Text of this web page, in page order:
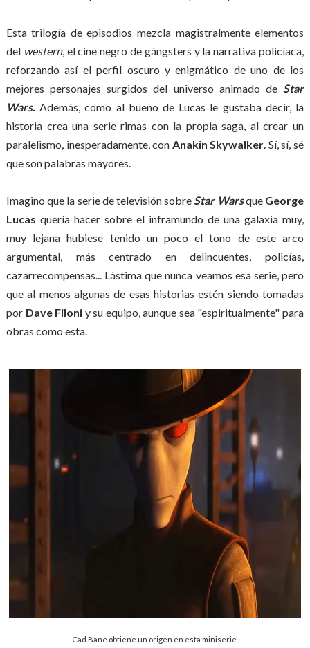
Esta trilogía de episodios mezcla magistralmente elementos
del western, el cine negro de gángsters y la narrativa policíaca,
reforzando así el perfil oscuro y enigmático de uno de los
mejores personajes surgidos del universo animado deStar
Wars.Además, como al bueno de Lucas le gustaba decir, la
historia crea una serie rimas con la propia saga, al crear un
paralelismo, inesperadamente, con Anakin Skywalker. Sí, sí, sé
que son palabras mayores.
Imagino que la serie de televisión sobreStar Warsque George
Lucas quería hacer sobre el inframundo de una galaxia muy,
muy lejana hubiese tenido un poco el tono de este arco
argumental, más centrado en delincuentes, policías,
cazarrecompensas... Lástima que nunca veamos esa serie, pero
que al menos algunas de esas historias estén siendo tomadas
por Dave Filoni y su equipo, aunque sea "espiritualmente" para
obras como esta.
Cad Bane obtiene un origen en esta miniserie.